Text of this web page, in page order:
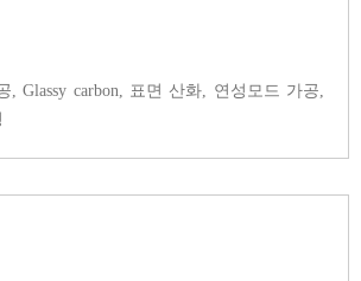
, Glassy carbon, 표면 산화, 연성모드 가공,